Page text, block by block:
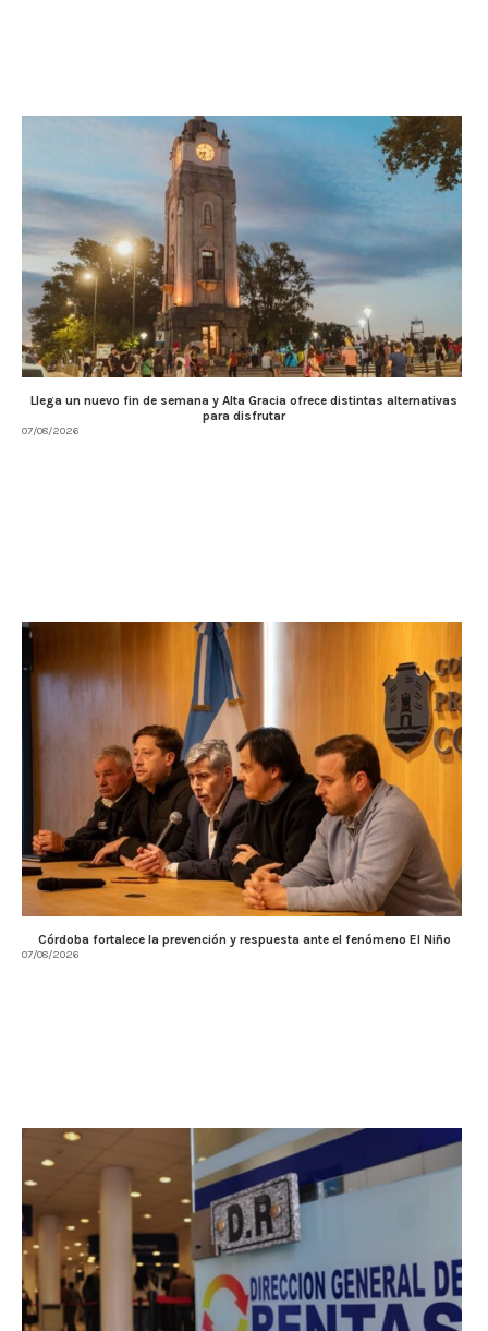
Llega un nuevo fin de semana y Alta Gracia ofrece distintas alternativas
para disfrutar
07/08/2026
Córdoba fortalece la prevención y respuesta ante el fenómeno El Niño
07/08/2026